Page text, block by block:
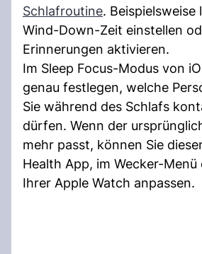
Schlafroutine. Beispielsweise
Wind-Down-Zeit einstellen
Erinnerungen aktivieren.
Im Sleep Focus-Modus von
genau festlegen, welche
Sie während des Schlafs
dürfen. Wenn der
mehr passt, können Sie
Health App, im Wecker-
Ihrer Apple Watch anpassen.